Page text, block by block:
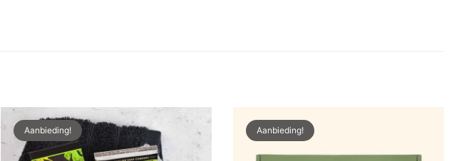
Aanbieding! Aanbieding!